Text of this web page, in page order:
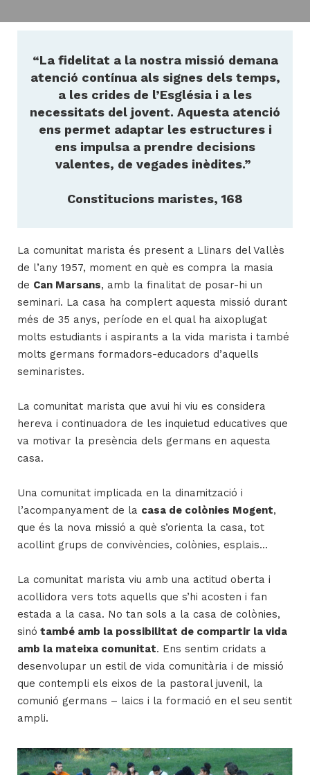
“La fidelitat a la nostra missió demana
atenció contínua als signes dels temps,
a les crides de l’Església i a les
necessitats del jovent. Aquesta atenció
ens permet adaptar les estructures i
ens impulsa a prendre decisions
valentes, de vegades inèdites.”
Constitucions maristes, 168
La comunitat marista és present a Llinars del Vallès
de l’any 1957, moment en què es compra la masia
de Can Marsans, amb la finalitat de posar-hi un
seminari. La casa ha complert aquesta missió durant
més de 35 anys, període en el qual ha aixoplugat
molts estudiants i aspirants a la vida marista i també
molts germans formadors-educadors d’aquells
seminaristes.
La comunitat marista que avui hi viu es considera
hereva i continuadora de les inquietud educatives que
va motivar la presència dels germans en aquesta
casa.
Una comunitat implicada en la dinamització i
l’acompanyament de la casa de colònies Mogent,
que és la nova missió a què s’orienta la casa, tot
acollint grups de convivències, colònies, esplais...
La comunitat marista viu amb una actitud oberta i
acollidora vers tots aquells que s’hi acosten i fan
estada a la casa. No tan sols a la casa de colònies,
sinó també amb la possibilitat de compartir la vida
amb la mateixa comunitat. Ens sentim cridats a
desenvolupar un estil de vida comunitària i de missió
que contempli els eixos de la pastoral juvenil, la
comunió germans – laics i la formació en el seu sentit
ampli.